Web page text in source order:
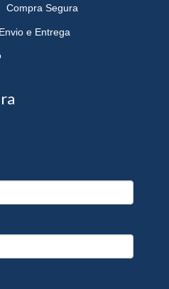
Compra Segura
Envio e Entrega